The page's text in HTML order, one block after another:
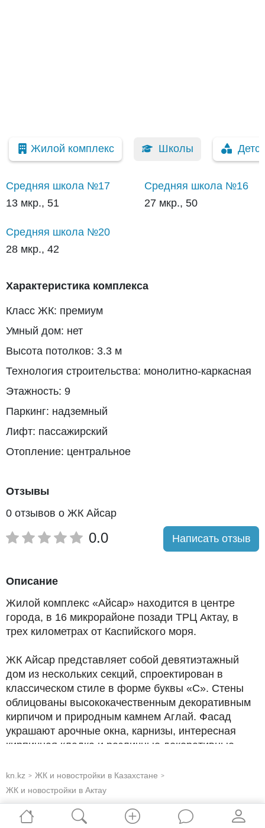
Жилой комплекс Школы
Средняя школа №17
13 мкр., 51
Средняя школа №16
27 мкр., 50
Средняя школа №20
28 мкр., 42
Характеристика комплекса
Класс ЖК: премиум
Умный дом: нет
Высота потолков: 3.3 м
Технология строительства: монолитно-каркасная
Этажность: 9
Паркинг: надземный
Лифт: пассажирский
Отопление: центральное
Отзывы
0 отзывов о ЖК Айсар
0.0 Написать отзыв
Описание
Жилой комплекс «Айсар» находится в центре
города, в 16 микрорайоне позади ТРЦ Актау, в
трех километрах от Каспийского моря.
ЖК Айсар представляет собой девятиэтажный
дом из нескольких секций, спроектирован в
классическом стиле в форме буквы «С». Стены
облицованы высококачественным декоративным
кирпичом и природным камнем Аглай. Фасад
украшают арочные окна, карнизы, интересная
кирпичная кладка и различные декоративные
фасада.
В комплексе представлены 1-, 2-, 3-, 4- и 5-
комнатные квартиры площадью от 54 до 149
kn.kz > ЖК и новостройки в Казахстане >
ЖК и новостройки в Актау